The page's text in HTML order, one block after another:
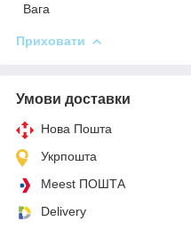
Вага
Приховати
Умови доставки
Нова Пошта
Укрпошта
Meest ПОШТА
Delivery